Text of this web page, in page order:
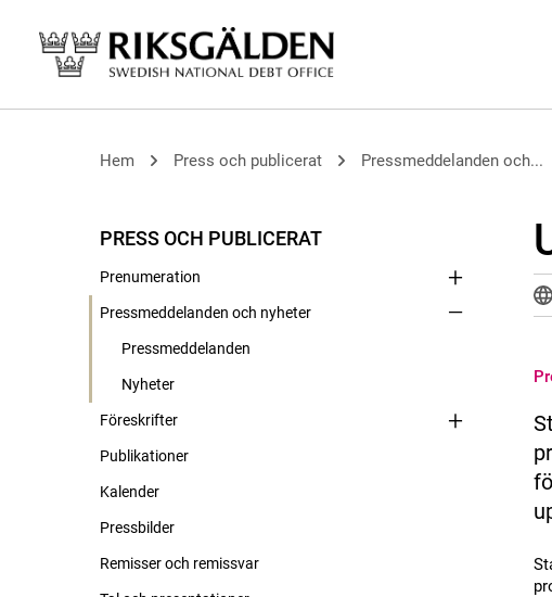
Hem Press och publicerat Pressmeddelanden och...
PRESS OCH PUBLICERAT
Prenumeration
Pressmeddelanden och nyheter
Pressmeddelanden
Nyheter
Föreskrifter
Publikationer
Kalender
Pressbilder
Remisser och remissvar